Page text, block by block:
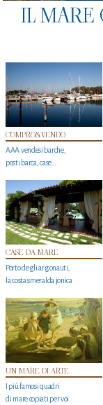
IL MARE
COMPRO&VENDO
AAA vendesi barche,
posti barca, case…
CASE DA MARE
Porto degli argonauti,
la costa smeralda jonica
UN MARE DI ARTE
I più famosi quadri
di mare copiati per voi